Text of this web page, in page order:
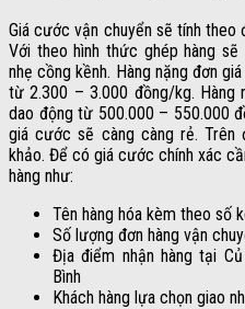
Giá cước vận chuyển sẽ tính
Với theo hình thức ghép hàng sẽ
nhẹ cồng kềnh. Hàng nặng đơn
từ 2.300 – 3.000 đồng/kg. Hàng
dao động từ 500.000 – 550.000
giá cước sẽ càng càng rẻ. Trên
khảo. Để có giá cước chính xác
hàng như:
Tên hàng hóa kèm theo số
Số lượng đơn hàng vận
Địa điểm nhận hàng tại
Bình
Khách hàng lựa chọn giao